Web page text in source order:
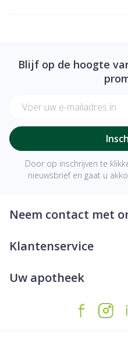
Blijf op de hoogte
Door op inschrijven te
nieuwsbrief en gaat u
Neem contact met
Klantenservice
Uw apotheek